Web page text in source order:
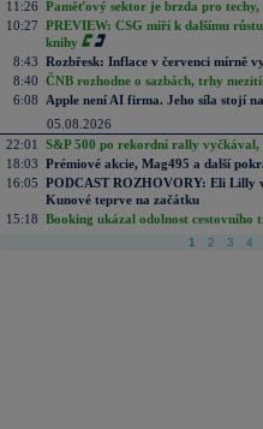
11:26 Paměťový sektor je brzda pro techy,
10:27 PREVIEW: CSG míří k dalšímu
knihy
8:43 Rozbřesk: Inflace v červenci mírně
8:40 ČNB rozhodne o sazbách, trhy
6:08
Apple není AI firma. Jeho síla stojí
05.08.2026
22:01
S&P 500 po rekordní rally vyčkával,
18:03 Prémiové akcie, Mag495 a další
16:05 PODCAST ROZHOVORY: Eli Lilly
Kunové teprve na začátku
15:18 Booking ukázal odolnost cestovního
1 2 3 4